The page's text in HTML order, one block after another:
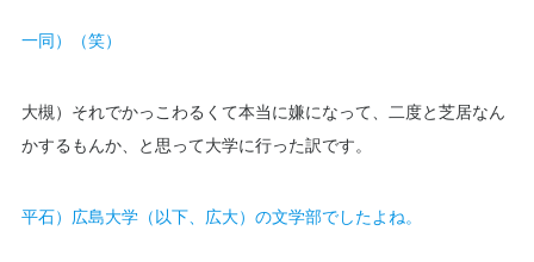
一同）（笑）
大槻）それでかっこわるくて本当に嫌になって、二度と芝居なん
かするもんか、と思って大学に行った訳です。
平石）広島大学（以下、広大）の文学部でしたよね。